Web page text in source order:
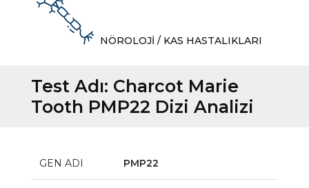
NÖROLOJİ / KAS HASTALIKLARI
Test Adı: Charcot Marie
Tooth PMP22 Dizi Analizi
GEN ADI PMP22